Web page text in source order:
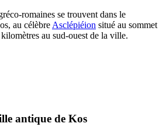
romaines se trouvent dans le
, au célèbre Asclépiéion situé au sommet
au sud-ouest de la ville.
antique de Kos